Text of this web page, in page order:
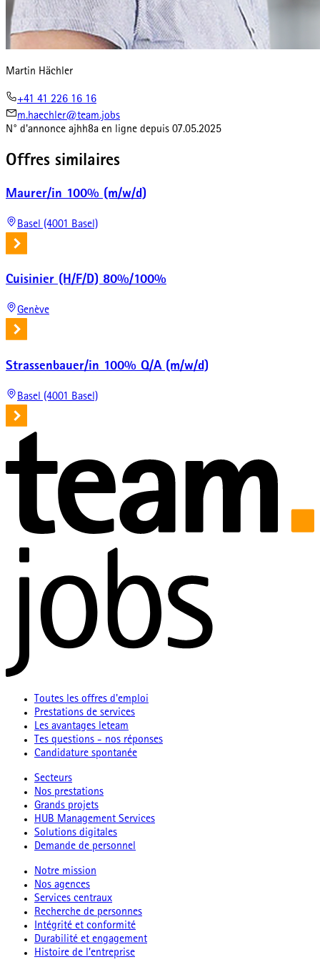
Martin Hächler
+41 41 226 16 16
m.haechler@team.jobs
N° d'annonce ajhh8a en ligne depuis 07.05.2025
Offres similaires
Maurer/in 100% (m/w/d)
Basel (4001 Basel)
Cuisinier (H/F/D) 80%/100%
Genève
Strassenbauer/in 100% Q/A (m/w/d)
Basel (4001 Basel)
Toutes les offres d'emploi
Prestations de services
Les avantages leteam
Tes questions - nos réponses
Candidature spontanée
Secteurs
Nos prestations
Grands projets
HUB Management Services
Solutions digitales
Demande de personnel
Notre mission
Nos agences
Services centraux
Recherche de personnes
Intégrité et conformité
Durabilité et engagement
Histoire de l’entreprise